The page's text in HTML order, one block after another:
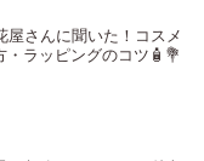
屋さんに聞いた！コスメ
・ラッピングのコツ🧴💐